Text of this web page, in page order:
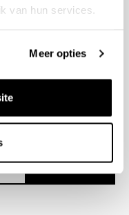
van hun services.
Meer opties